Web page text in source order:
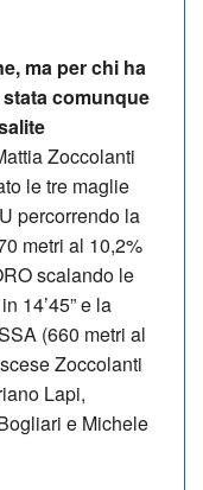
ma per chi ha
comunque
Zoccolanti
le tre maglie
percorrendo la
metri al 10,2%
scalando le
14’45” e la
(660 metri al
Zoccolanti
Lapi,
e Michele